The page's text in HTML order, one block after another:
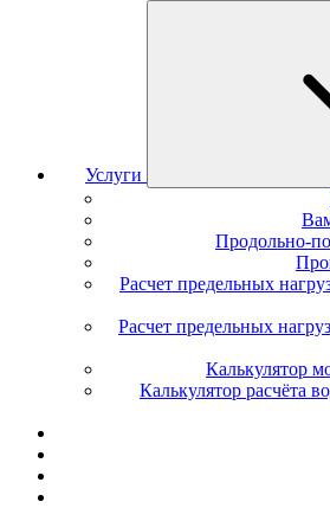
Услуги
Продольно-
Расчет предельных
Расчет предельных
Калькулятор
Калькулятор расчёта